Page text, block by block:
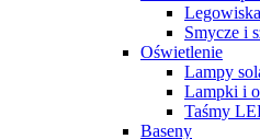
Legowiska
Smycze i
Oświetlenie
Lampy
Lampki i
Taśmy
Baseny